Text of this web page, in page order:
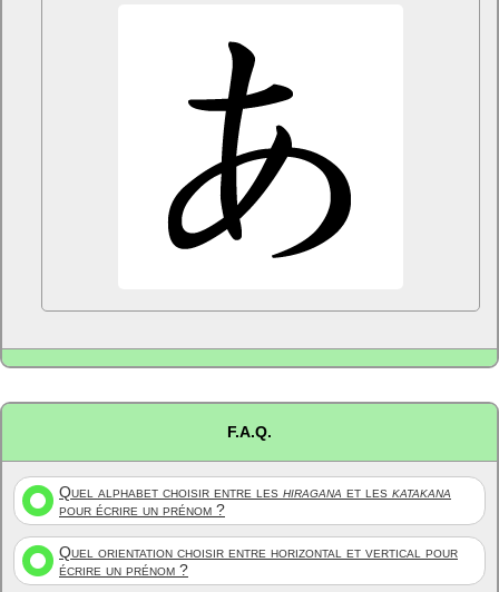
F.A.Q.
Quel alphabet choisir entre les hiragana et les katakana
pour écrire un prénom ?
Quel orientation choisir entre horizontal et vertical pour
écrire un prénom ?